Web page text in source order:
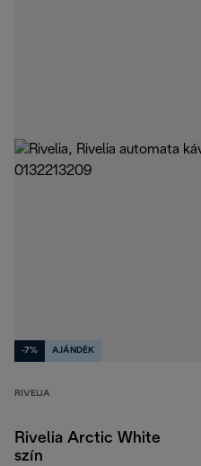
-7% AJÁNDÉK
RIVELIA
Rivelia Arctic White
szín